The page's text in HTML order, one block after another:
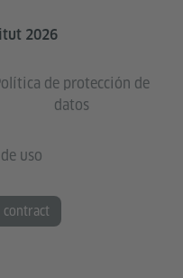
2026
de protección de
datos
uso